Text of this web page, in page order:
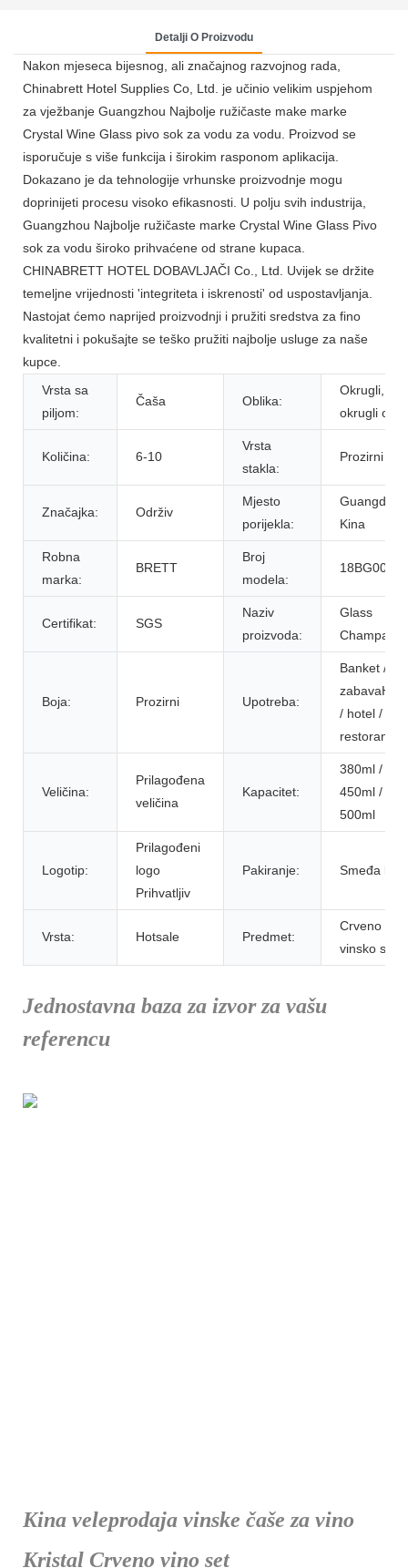
Detalji O Proizvodu
Nakon mjeseca bijesnog, ali značajnog razvojnog rada,
Chinabrett Hotel Supplies Co, Ltd. je učinio velikim uspjehom
za vježbanje Guangzhou Najbolje ružičaste make marke
Crystal Wine Glass pivo sok za vodu za vodu. Proizvod se
isporučuje s više funkcija i širokim rasponom aplikacija.
Dokazano je da tehnologije vrhunske proizvodnje mogu
doprinijeti procesu visoko efikasnosti. U polju svih industrija,
Guangzhou Najbolje ružičaste marke Crystal Wine Glass Pivo
sok za vodu široko prihvaćene od strane kupaca.
CHINABRETT HOTEL DOBAVLJAČI Co., Ltd. Uvijek se držite
temeljne vrijednosti 'integriteta i iskrenosti' od uspostavljanja.
Nastojat ćemo naprijed proizvodnji i pružiti sredstva za fino
kvalitetni i pokušajte se teško pružiti najbolje usluge za naše
kupce.
Vrsta sa
piljom:
Čaša Oblika:
Okrugli,
okrugli oblik
Količina: 6-10
Vrsta
stakla:
Prozirni
Značajka: Održiv
Mjesto
porijekla:
Kina
Robna
marka:
BRETT
Broj
modela:
18BG001
Certifikat: SGS
Naziv
proizvoda:
Glass
Boja: Prozirni Upotreba:
Banket /
/ hotel /
restoran
Veličina:
Prilagođena
veličina
Kapacitet:
380ml /
450ml /
500ml
Logotip:
Prilagođeni
logo
Prihvatljiv
Pakiranje: Smeđa
Vrsta: Hotsale Predmet:
Crveno
vinsko
Jednostavna baza za izvor za vašu
referencu
Kina veleprodaja vinske čaše za vino
Kristal Crveno vino set